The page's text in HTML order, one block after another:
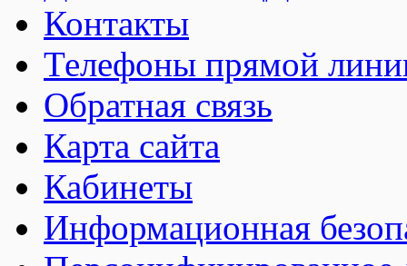
Контакты
Телефоны прямой
Обратная связь
Карта сайта
Кабинеты
Информационная